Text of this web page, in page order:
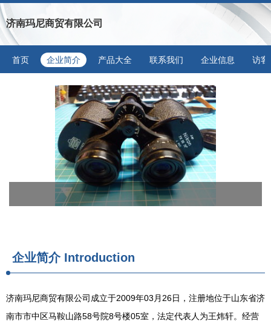
济南玛尼商贸有限公司
首页 企业简介 产品大全 联系我们 企业信息 访客
企业简介 Introduction
济南玛尼商贸有限公司成立于2009年03月26日，注册地位于山东省济
南市市中区马鞍山路58号院8号楼05室，法定代表人为王炜轩。经营